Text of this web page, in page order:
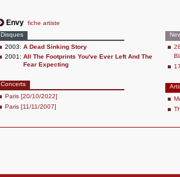
Envy fiche artiste
Disques
2003: A Dead Sinking Story
2001: All The Footprints You've Ever Left And The
Fear Expecting
Concerts
Paris [20/10/2022]
Paris [11/11/2007]